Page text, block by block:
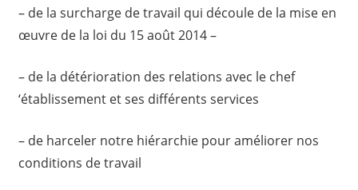
– de la surcharge de travail qui découle de la mise en
œuvre de la loi du 15 août 2014 –
– de la détérioration des relations avec le chef
‘établissement et ses différents services
– de harceler notre hiérarchie pour améliorer nos
conditions de travail